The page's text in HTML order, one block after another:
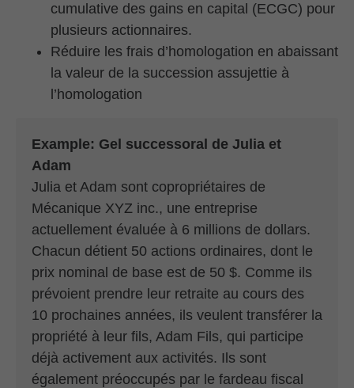
cumulative des gains en capital (ECGC) pour
plusieurs actionnaires.
Réduire les frais d’homologation en abaissant
la valeur de la succession assujettie à
l’homologation
Example: Gel successoral de Julia et
Adam
Julia et Adam sont copropriétaires de
Mécanique XYZ inc., une entreprise
actuellement évaluée à 6 millions de dollars.
Chacun détient 50 actions ordinaires, dont le
prix nominal de base est de 50 $. Comme ils
prévoient prendre leur retraite au cours des
10 prochaines années, ils veulent transférer la
propriété à leur fils, Adam Fils, qui participe
déjà activement aux activités. Ils sont
également préoccupés par le fardeau fiscal